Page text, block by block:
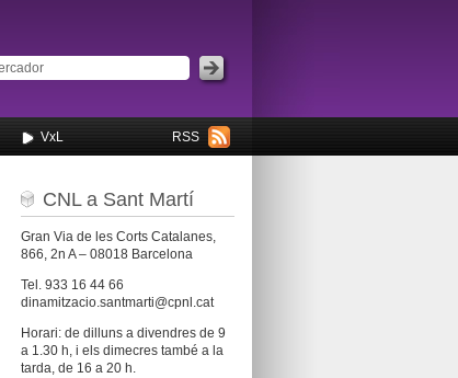
RSS
VxL
CNL a Sant Martí
Gran Via de les Corts Catalanes,
866, 2n A – 08018 Barcelona
Tel. 933 16 44 66
dinamitzacio.santmarti@cpnl.cat
Horari: de dilluns a divendres de 9
a 1.30 h, i els dimecres també a la
tarda, de 16 a 20 h.